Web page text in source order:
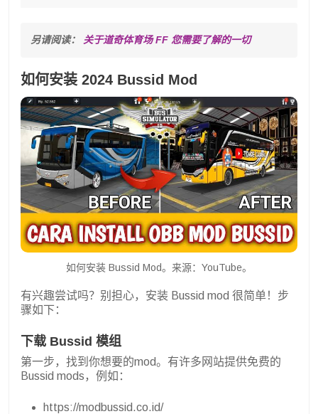
另请阅读： 关于道奇体育场 FF 您需要了解的一切
如何安装 2024 Bussid Mod
如何安装 Bussid Mod。来源：YouTube。
有兴趣尝试吗？别担心，安装 Bussid mod 很简单！步
骤如下：
下载 Bussid 模组
第一步，找到你想要的mod。有许多网站提供免费的
Bussid mods，例如：
https://modbussid.co.id/